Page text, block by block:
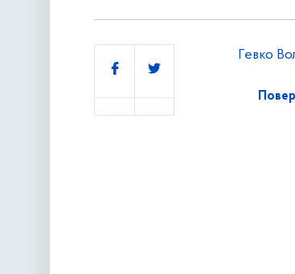
Гевко
Поділитись